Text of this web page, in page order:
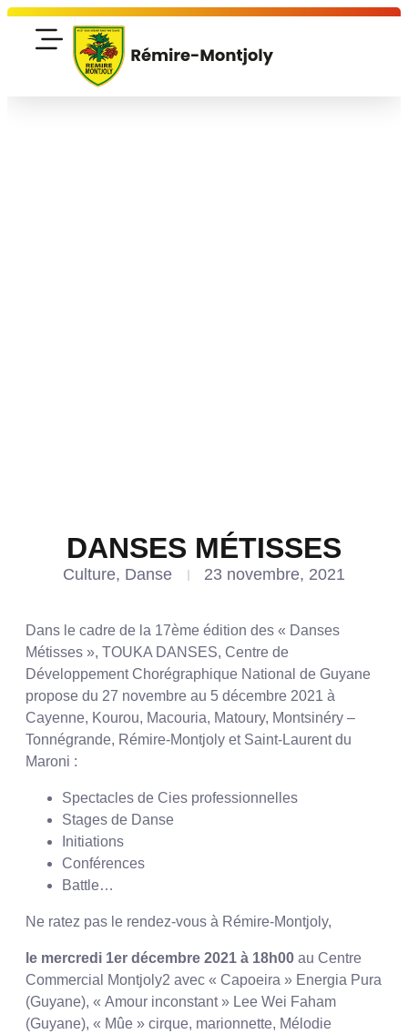
DANSES MÉTISSES
Culture, Danse 23 novembre, 2021
Dans le cadre de la 17ème édition des « Danses
Métisses », TOUKA DANSES, Centre de
Développement Chorégraphique National de Guyane
propose du 27 novembre au 5 décembre 2021 à
Cayenne, Kourou, Macouria, Matoury, Montsinéry –
Tonnégrande, Rémire-Montjoly et Saint-Laurent du
Maroni :
Spectacles de Cies professionnelles
Stages de Danse
Initiations
Conférences
Battle…
Ne ratez pas le rendez-vous à Rémire-Montjoly,
le mercredi 1er décembre 2021 à 18h00 au Centre
Commercial Montjoly2 avec « Capoeira » Energia Pura
(Guyane), « Amour inconstant » Lee Wei Faham
(Guyane), « Mûe » cirque, marionnette, Mélodie